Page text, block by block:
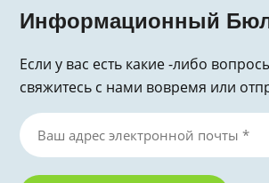
Информационный
Если у вас есть какие -либо
свяжитесь с нами вовремя или
электронное письмо, спасибо за